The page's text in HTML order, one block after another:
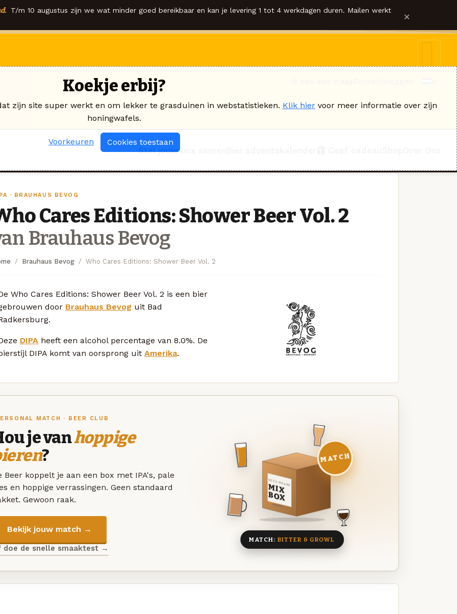
T/m 10 augustus zijn we wat minder goed bereikbaar en kan je levering 1 tot 4 werkdagen duren. Mailen werkt ×
Stel jouw box samen
· BRAUHAUS BEVOG
Cares Editions: Shower Beer Vol. 2
Brauhaus Bevog
Brauhaus Bevog Who Cares Editions: Shower Beer Vol. 2
Who Cares Editions: Shower Beer Vol. 2 is een bier
door Brauhaus Bevog uit Bad
DIPA heeft een alcohol percentage van 8.0%. De
DIPA komt van oorsprong uit Amerika.
MATCH · BEER CLUB
je vanhoppige
?
Beer koppelt je aan een box met IPA's, pale
en hoppige verrassingen. Geen standaard
Gewoon raak.
Bekijk jouw match →
doe de snelle smaaktest →
DEZE MAAND
MIX
BOX
8 BIEREN
MATCH
MATCH: BITTER & GROWL
Koekje erbij?
zijn site super werkt en om lekker te grasduinen in webstatistieken. Klik hier voor meer informatie over zijn
honingwafels.
Voorkeuren Cookies toestaan